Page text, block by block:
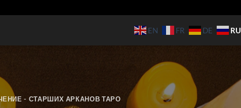
EN FR DE RU
- СТАРШИХ АРКАНОВ ТАРО